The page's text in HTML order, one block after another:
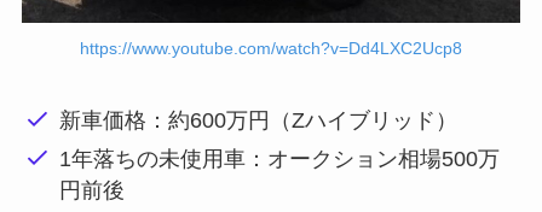
https://www.youtube.com/watch?v=Dd4LXC2Ucp8
新車価格：約600万円（Zハイブリッド）
1年落ちの未使用車：オークション相場500万
円前後